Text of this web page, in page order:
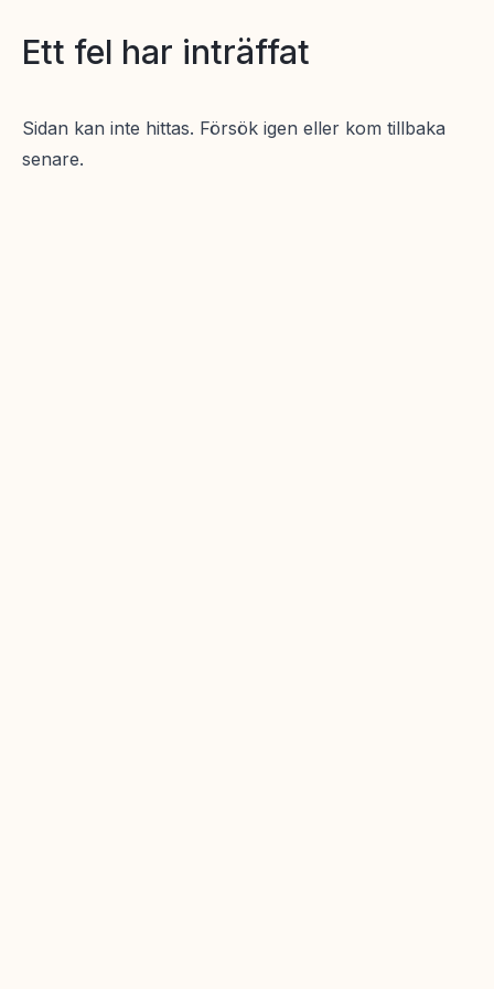
Ett fel har inträffat
Sidan kan inte hittas. Försök igen eller kom tillbaka
senare.